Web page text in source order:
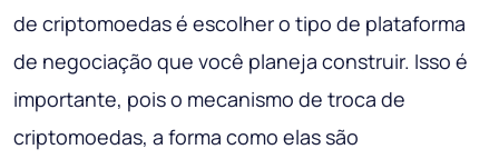
de criptomoedas é escolher o tipo de plataforma
de negociação que você planeja construir. Isso é
importante, pois o mecanismo de troca de
criptomoedas, a forma como elas são